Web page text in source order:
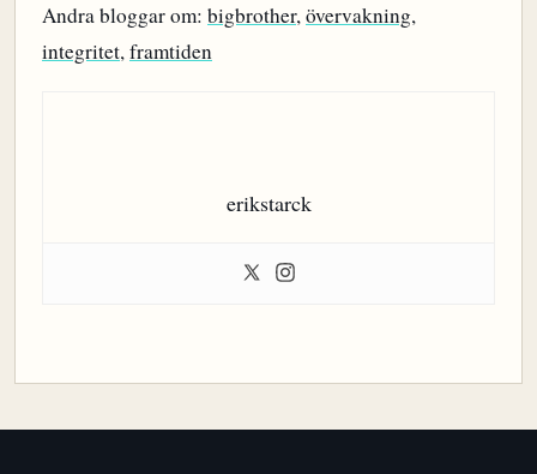
Andra bloggar om: bigbrother,övervakning,
integritet,framtiden
erikstarck